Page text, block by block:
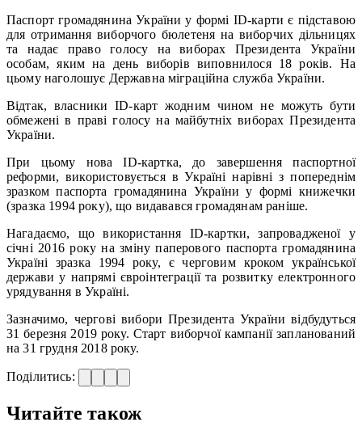
Паспорт громадянина України у формі ID-карти є підставою
для отримання виборчого бюлетеня на виборчих дільницях
та надає право голосу на виборах Президента України
особам, яким на день виборів виповнилося 18 років. На
цьому наголошує Державна міграційна служба України.
Відтак, власники ID-карт жодним чином не можуть бути
обмежені в праві голосу на майбутніх виборах Президента
України.
При цьому нова ID-картка, до завершення паспортної
реформи, використовується в Україні нарівні з попереднім
зразком паспорта громадянина України у формі книжечки
(зразка 1994 року), що видавався громадянам раніше.
Нагадаємо, що використання ID-картки, запровадженої у
січні 2016 року на зміну паперового паспорта громадянина
Україні зразка 1994 року, є черговим кроком української
держави у напрямі євроінтеграції та розвитку електронного
урядування в Україні.
Зазначимо, чергові вибори Президента України відбудуться
31 березня 2019 року. Старт виборчої кампанії запланований
на 31 грудня 2018 року.
Поділитись:
Читайте також